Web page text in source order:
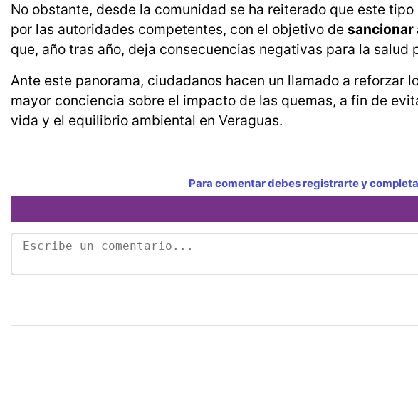
No obstante, desde la comunidad se ha reiterado que este
por las autoridades competentes, con el objetivo de sancionar
que, año tras año, deja consecuencias negativas para la
Ante este panorama, ciudadanos hacen un llamado a reforzar
mayor conciencia sobre el impacto de las quemas, a fin de
vida y el equilibrio ambiental en Veraguas.
Para comentar debes registrarte y